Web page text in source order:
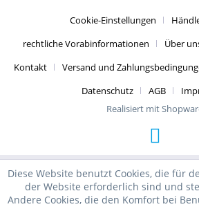
Cookie-Einstellungen
rechtliche Vorabinformationen
Über
Kontakt
Versand und
Datenschutz
AGB
Realisiert mit
Diese Website benutzt Cookies, die für
der Website erforderlich sind und
Andere Cookies, die den Komfort bei